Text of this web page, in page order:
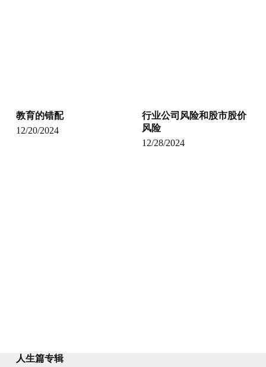
教育的错配
12/20/2024
行业公司风险和股市股价
风险
12/28/2024
人生篇专辑